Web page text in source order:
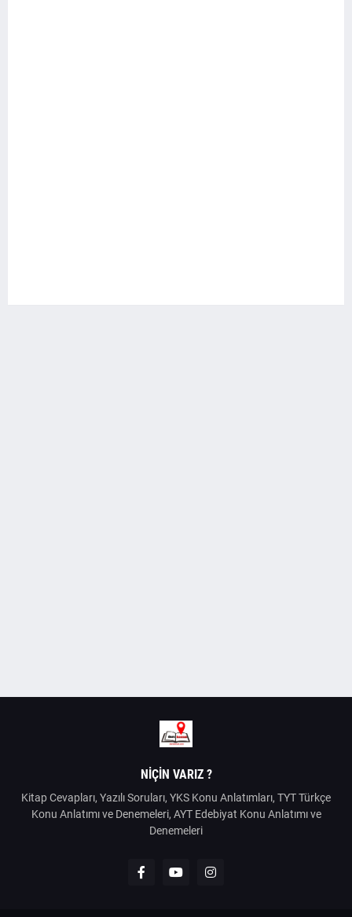
NIÇIN VARIZ ?
Kitap Cevapları, Yazılı Soruları, YKS Konu Anlatımları, TYT Türkçe
Konu Anlatımı ve Denemeleri, AYT Edebiyat Konu Anlatımı ve
Denemeleri